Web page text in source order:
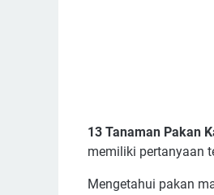
13 Tanaman Pakan
memiliki pertanyaan
Mengetahui pakan